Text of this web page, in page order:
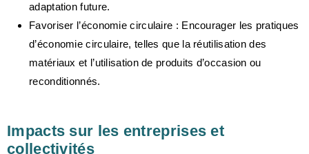
adaptation future.
Favoriser l’économie circulaire : Encourager les pratiques
d’économie circulaire, telles que la réutilisation des
matériaux et l’utilisation de produits d’occasion ou
reconditionnés.
Impacts sur les entreprises et
collectivités